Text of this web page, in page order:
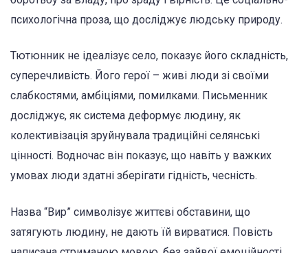
психологічна проза, що досліджує людську природу.
Тютюнник не ідеалізує село, показує його складність,
суперечливість. Його герої – живі люди зі своїми
слабкостями, амбіціями, помилками. Письменник
досліджує, як система деформує людину, як
колективізація зруйнувала традиційні селянські
цінності. Водночас він показує, що навіть у важких
умовах люди здатні зберігати гідність, чесність.
Назва “Вир” символізує життєві обставини, що
затягують людину, не дають їй вирватися. Повість